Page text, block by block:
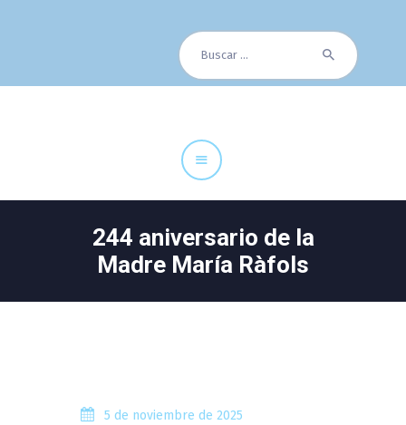
Buscar:
244 aniversario de la
Madre María Ràfols
Cuadro Médico
Especialidades
5 de noviembre de 2025